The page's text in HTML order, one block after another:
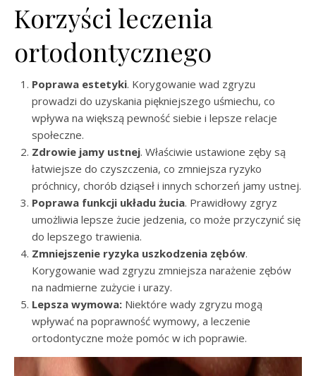
Korzyści leczenia
ortodontycznego
Poprawa estetyki. Korygowanie wad zgryzu
prowadzi do uzyskania piękniejszego uśmiechu, co
wpływa na większą pewność siebie i lepsze relacje
społeczne.
Zdrowie jamy ustnej. Właściwie ustawione zęby są
łatwiejsze do czyszczenia, co zmniejsza ryzyko
próchnicy, chorób dziąseł i innych schorzeń jamy ustnej.
Poprawa funkcji układu żucia. Prawidłowy zgryz
umożliwia lepsze żucie jedzenia, co może przyczynić się
do lepszego trawienia.
Zmniejszenie ryzyka uszkodzenia zębów.
Korygowanie wad zgryzu zmniejsza narażenie zębów
na nadmierne zużycie i urazy.
Lepsza wymowa: Niektóre wady zgryzu mogą
wpływać na poprawność wymowy, a leczenie
ortodontyczne może pomóc w ich poprawie.